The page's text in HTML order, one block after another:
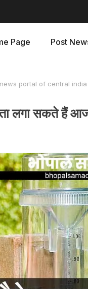
Page Post
portal of central
लगा सकते हैं